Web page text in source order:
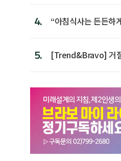
4.
“아침식사는 든든하
5.
[Trend&Bravo] 거